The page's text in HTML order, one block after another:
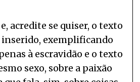
acredite se quiser, o texto
inserido, exemplificando
à escravidão e o texto
sexo, sobre a paixão